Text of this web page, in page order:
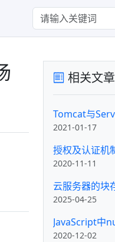
相关文章
2021-01-17
2020-11-11
2025-04-25
2020-12-02